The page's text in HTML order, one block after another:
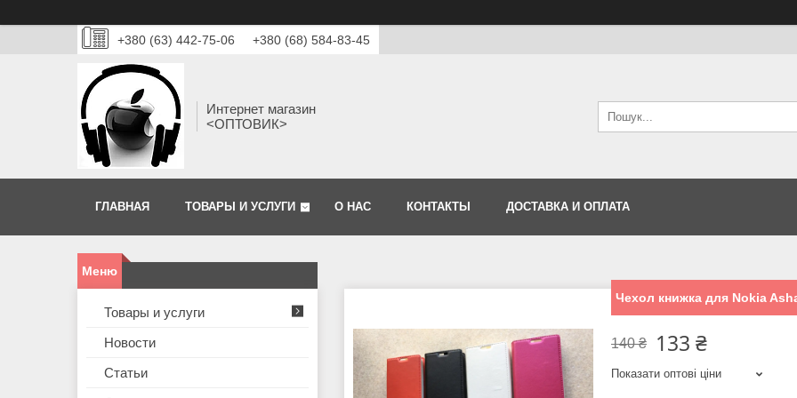
+380 (63) 442-75-06 +380 (68) 584-83-45
Интернет магазин
<ОПТОВИК>
ГЛАВНАЯ ТОВАРЫ И УСЛУГИ О НАС КОНТАКТЫ ДОСТАВКА И ОПЛАТА
Чехол книжка для Nokia
140 ₴ 133 ₴
Показати оптові ціни
Товары и услуги
Новости
Статьи